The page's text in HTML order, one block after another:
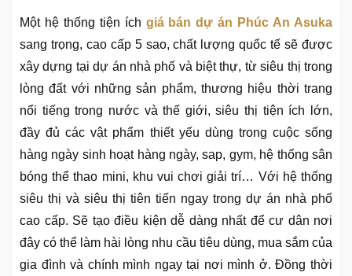
Một hệ thống tiện ích giá bán dự án Phúc An Asuka
sang trọng, cao cấp 5 sao, chất lượng quốc tế sẽ được
xây dựng tại dự án nhà phố và biệt thự, từ siêu thị trong
lòng đất với những sản phẩm, thương hiệu thời trang
nổi tiếng trong nước và thế giới, siêu thị tiện ích lớn,
đầy đủ các vật phẩm thiết yếu dùng trong cuộc sống
hàng ngày sinh hoạt hàng ngày, sap, gym, hệ thống sân
bóng thể thao mini, khu vui chơi giải trí… Với hệ thống
siêu thị và siêu thị tiên tiến ngay trong dự án nhà phố
cao cấp. Sẽ tạo điều kiện dễ dàng nhất để cư dân nơi
đây có thể làm hài lòng nhu cầu tiêu dùng, mua sắm của
gia đình và chính mình ngay tại nơi mình ở. Đồng thời